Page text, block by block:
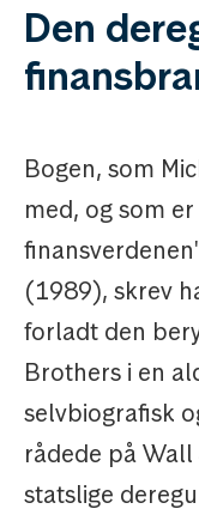
Den
Bogen, som
med, og som
(1989), skrev
forladt den
Brothers i en
selvbiografisk
rådede på
statslige